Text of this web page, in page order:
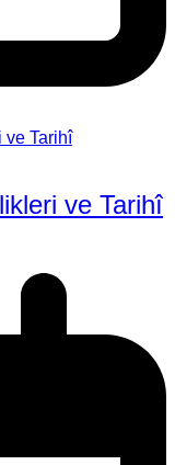
ve Tarihî